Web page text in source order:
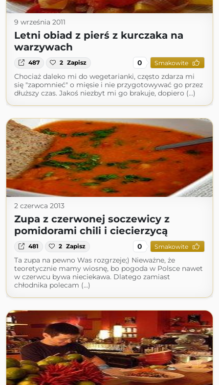
9 września 2011
Letni obiad z pierś z kurczaka na
warzywach
487 2 Zapisz 0 Smakowite
Chociaż daleko mi do wegetarianki, często zdarza mi
się "zapomnieć" o mięsie i nie przygotowywać go przez
dłuższy czas. Jakoś niezbyt mi go brakuje, dopiero (...)
2 czerwca 2013
Zupa z czerwonej soczewicy z
pomidorami chili i ciecierzycą
481 2 Zapisz 0 Smakowite
Ta zupa na pewno Was rozgrzeje;) Nieważne, że
teoretycznie mamy wiosnę, bo pogoda w Polsce nawet
w czerwcu bywa nieciekawa. Dlatego zamiast
chłodnika polecam (...)